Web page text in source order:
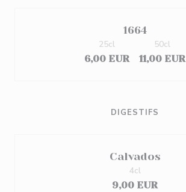
1664
6,00 EUR
25cl
11,00 EUR
50cl
DIGESTIFS
Calvados
9,00 EUR
4cl